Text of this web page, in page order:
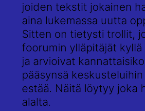
joiden tekstit jokainen
aina lukemassa uutta
Sitten on tietysti trollit,
foorumin ylläpitäjät kyllä
ja arvioivat
pääsynsä
estää. Näitä löytyy joka
alalta.